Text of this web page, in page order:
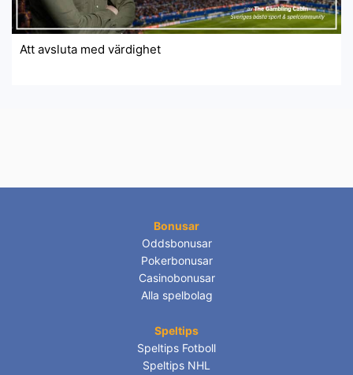
Att avsluta med värdighet
Bonusar
Oddsbonusar
Pokerbonusar
Casinobonusar
Alla spelbolag
Speltips
Speltips Fotboll
Speltips NHL